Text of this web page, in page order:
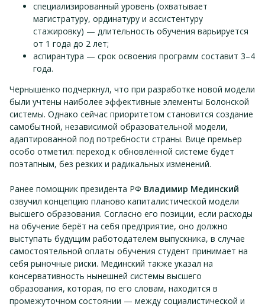
специализированный уровень (охватывает
магистратуру, ординатуру и ассистентуру
стажировку) — длительность обучения варьируется
от 1 года до 2 лет;
аспирантура — срок освоения программ составит 3–4
года.
Чернышенко подчеркнул, что при разработке новой модели
были учтены наиболее эффективные элементы Болонской
системы. Однако сейчас приоритетом становится создание
самобытной, независимой образовательной модели,
адаптированной под потребности страны. Вице премьер
особо отметил: переход к обновлённой системе будет
поэтапным, без резких и радикальных изменений.
Ранее помощник президента РФ Владимир Мединский
озвучил концепцию планово капиталистической модели
высшего образования. Согласно его позиции, если расходы
на обучение берёт на себя предприятие, оно должно
выступать будущим работодателем выпускника, в случае
самостоятельной оплаты обучения студент принимает на
себя рыночные риски. Мединский также указал на
консервативность нынешней системы высшего
образования, которая, по его словам, находится в
промежуточном состоянии — между социалистической и